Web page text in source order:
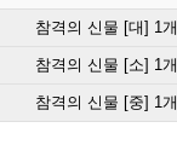
참격의 신물 [대] 1개
참격의 신물 [소] 1개
참격의 신물 [중] 1개